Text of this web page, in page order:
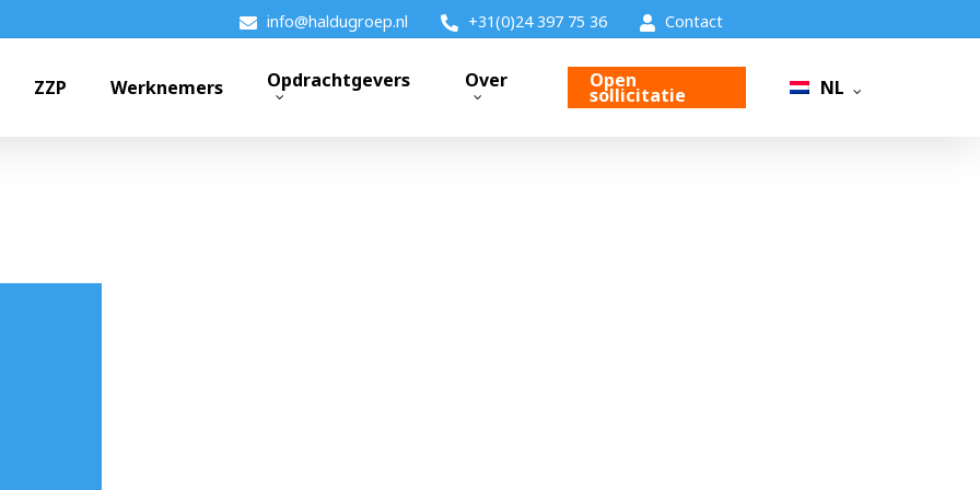
info@haldugroep.nl +31(0)24 397 75 36 Contact
ZZP Werknemers Opdrachtgevers Over Open
sollicitatie NL